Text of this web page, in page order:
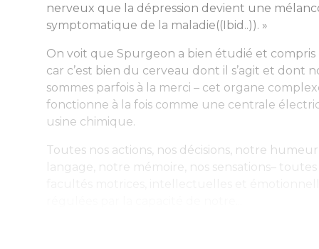
nerveux que la dépression devient une
symptomatique de la maladie((Ibid ..)). »
On voit que Spurgeon a bien étudié et compris
car c’est bien du cerveau dont il s’agit et dont
sommes parfois à la merci – cet organe
fonctionne à la fois comme une centrale
usine chimique.
Toutes nos actions, nos décisions, notre
langage, notre mémoire, nos sensations– toutes